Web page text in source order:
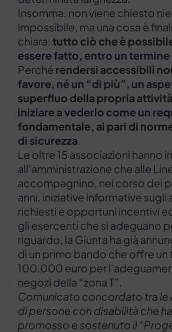
Insomma, non viene chiesto
impossibile, ma una cosa è
chiara: tutto ciò che è
essere fatto, entro un
Perché rendersi accessibili
favore, né un “di più”, un
superfluo della propria
iniziare a vederlo come un
fondamentale, al pari di
di sicurezza.
Le oltre 15 associazioni hanno
all’amministrazione che alle
accompagnino, nel corso dei
anni, iniziative informative
richiesti e opportuni incentivi
gli esercenti che si adeguano
riguardo, la Giunta ha già
di un primo bando che offre un
100.000 euro per
negozi della “zona T”.
Comunicato concordato tra le
di persone con disabilità che
promosso e sostenuto il